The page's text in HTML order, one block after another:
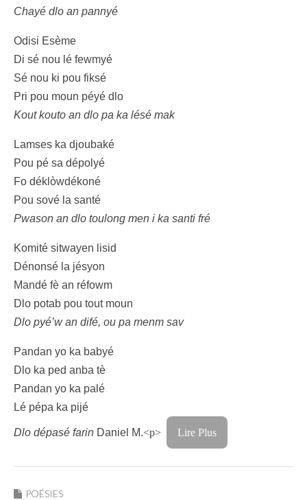
Chayé dlo an pannyé
Odisi Esème
Di sé nou lé fewmyé
Sé nou ki pou fiksé
Pri pou moun péyé dlo
Kout kouto an dlo pa ka lésé mak
Lamses ka djoubaké
Pou pé sa dépolyé
Fo déklòwdékoné
Pou sové la santé
Pwason an dlo toulong men i ka santi fré
Komité sitwayen lisid
Dénonsé la jésyon
Mandé fè an réfowm
Dlo potab pou tout moun
Dlo pyé’w an difé, ou pa menm sav
Pandan yo ka babyé
Dlo ka ped anba tè
Pandan yo ka palé
Lé pépa ka pijé
Dlo dépasé farin Daniel M.<p> Lire Plus
POÉSIES